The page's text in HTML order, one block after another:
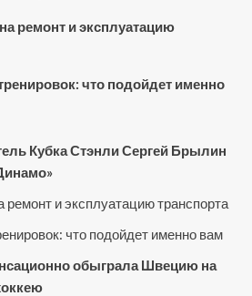
ремонт и эксплуатацию
что подойдет именно
Кубка Стэнли Сергей Брылин
ремонт и эксплуатацию транспорта
что подойдет именно вам
обыграла Швецию на